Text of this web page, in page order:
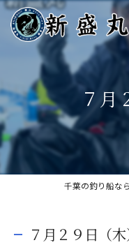
７月
千葉の釣り船な
７月２９日（木